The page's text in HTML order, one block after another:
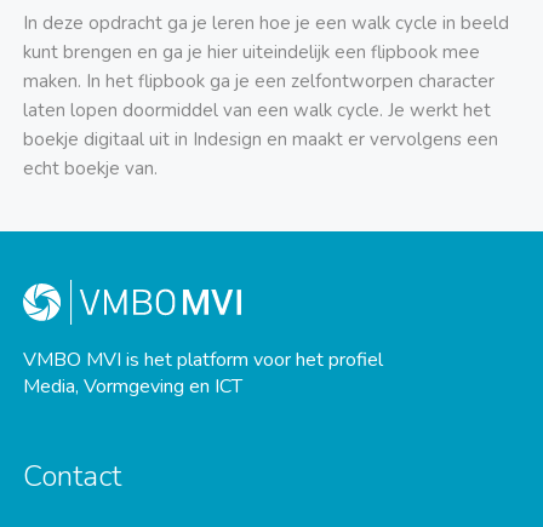
In deze opdracht ga je leren hoe je een walk cycle in beeld
kunt brengen en ga je hier uiteindelijk een flipbook mee
maken. In het flipbook ga je een zelfontworpen character
laten lopen doormiddel van een walk cycle. Je werkt het
boekje digitaal uit in Indesign en maakt er vervolgens een
echt boekje van.
VMBO MVI is het platform voor het profiel
Media, Vormgeving en ICT
Contact